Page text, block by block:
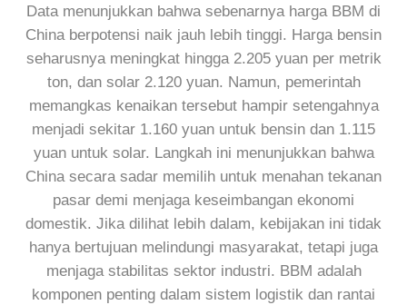
Data menunjukkan bahwa sebenarnya harga BBM di
China berpotensi naik jauh lebih tinggi. Harga bensin
seharusnya meningkat hingga 2.205 yuan per metrik
ton, dan solar 2.120 yuan. Namun, pemerintah
memangkas kenaikan tersebut hampir setengahnya
menjadi sekitar 1.160 yuan untuk bensin dan 1.115
yuan untuk solar. Langkah ini menunjukkan bahwa
China secara sadar memilih untuk menahan tekanan
pasar demi menjaga keseimbangan ekonomi
domestik. Jika dilihat lebih dalam, kebijakan ini tidak
hanya bertujuan melindungi masyarakat, tetapi juga
menjaga stabilitas sektor industri. BBM adalah
komponen penting dalam sistem logistik dan rantai